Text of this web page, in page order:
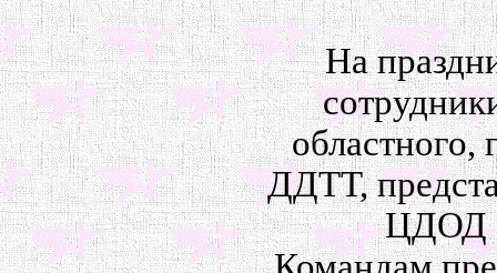
На
областного,
ДДТТ,
ЦДОД